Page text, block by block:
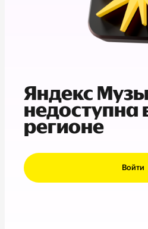
Яндекс
недоступна
регионе
Войти